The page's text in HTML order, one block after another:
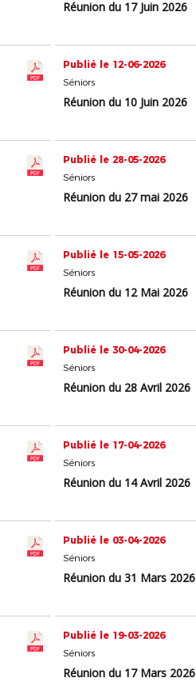
Réunion du 17 Juin 2026
Publié le 12-06-2026
Séniors
Réunion du 10 Juin 2026
Publié le 28-05-2026
Séniors
Réunion du 27 mai 2026
Publié le 15-05-2026
Séniors
Réunion du 12 Mai 2026
Publié le 30-04-2026
Séniors
Réunion du 28 Avril 2026
Publié le 17-04-2026
Séniors
Réunion du 14 Avril 2026
Publié le 03-04-2026
Séniors
Réunion du 31 Mars 2026
Publié le 19-03-2026
Séniors
Réunion du 17 Mars 2026